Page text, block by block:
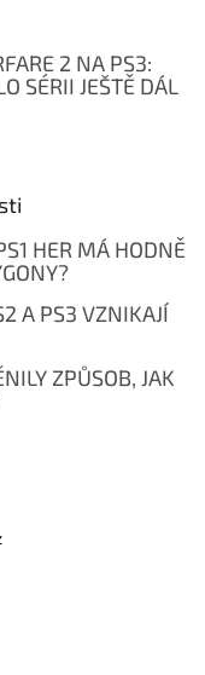
2 NA PS3:
SÉRII JEŠTĚ DÁL
HER MÁ HODNĚ
A PS3 VZNIKAJÍ
ZPŮSOB, JAK